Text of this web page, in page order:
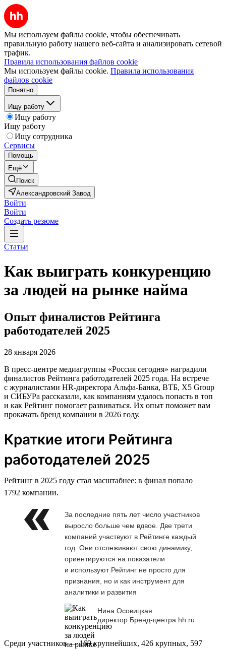
Мы используем файлы cookie, чтобы обеспечивать
правильную работу нашего веб-сайта и анализировать сетевой
трафик.
Правила использования файлов cookie
Мы используем файлы cookie. Правила использования
файлов cookie
Понятно
Ищу работу
Ищу работу
Ищу работу
Ищу сотрудника
Сервисы
Помощь
Ещё
Поиск
Александровский Завод
Войти
Войти
Создать резюме
Статьи
Как выиграть конкуренцию
за людей на рынке найма
Опыт финалистов Рейтинга
работодателей 2025
28 января 2026
В пресс-центре медиагруппы «Россия сегодня» наградили
финалистов Рейтинга работодателей 2025 года. На встрече
с журналистами HR-директора Альфа-Банка, ВТБ, X5 Group
и СИБУРа рассказали, как компаниям удалось попасть в топ
и как Рейтинг помогает развиваться. Их опыт поможет вам
прокачать бренд компании в 2026 году.
Краткие итоги Рейтинга
работодателей 2025
Рейтинг в 2025 году стал масштабнее: в финал попало
1792 компании.
За последние пять лет число участников
выросло больше чем вдвое. Две трети
компаний участвуют в Рейтинге каждый
год. Они отслеживают свою динамику,
ориентируются на показатели
и используют Рейтинг не просто для
признания, но и как инструмент для
аналитики и развития
Нина Осовицкая
директор Бренд-центра hh.ru
Среди участников — 169 крупнейших, 426 крупных, 597